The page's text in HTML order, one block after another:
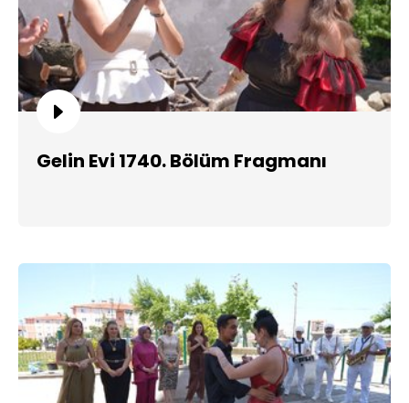
Gelin Evi 1740. Bölüm Fragmanı